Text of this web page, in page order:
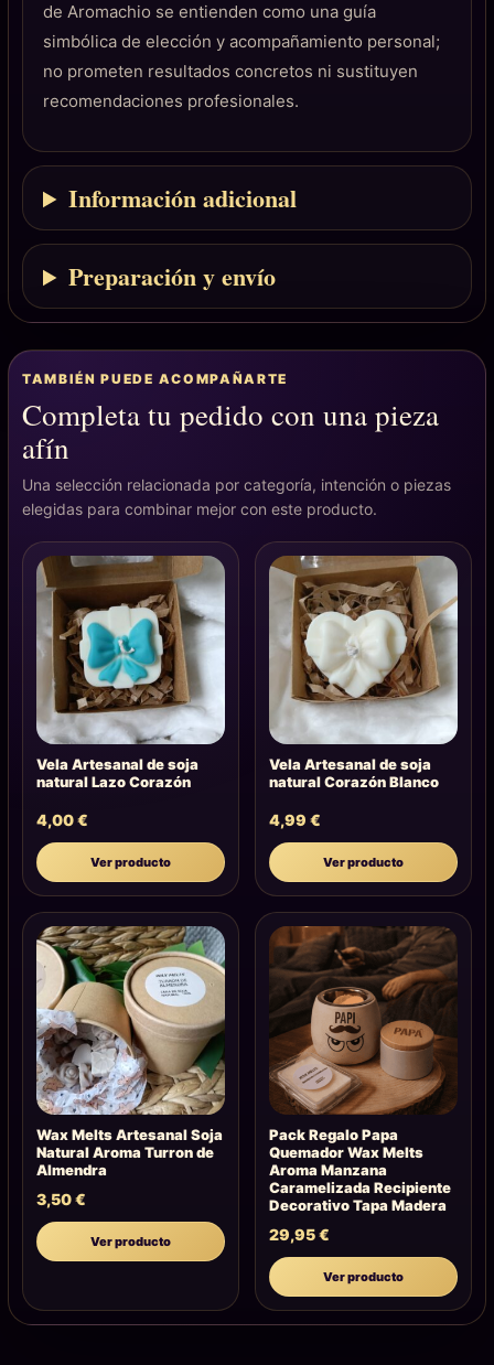
de Aromachio se entienden como una guía
simbólica de elección y acompañamiento personal;
no prometen resultados concretos ni sustituyen
recomendaciones profesionales.
Información adicional
Preparación y envío
TAMBIÉN PUEDE ACOMPAÑARTE
Completa tu pedido con una pieza
afín
Una selección relacionada por categoría, intención o piezas
elegidas para combinar mejor con este producto.
Vela Artesanal de soja
natural Lazo Corazón
4,00€
Ver producto
Vela Artesanal de soja
natural Corazón Blanco
4,99 €
Ver producto
Wax Melts Artesanal Soja
Natural Aroma Turron de
Almendra
3,50€
Ver producto
Pack Regalo Papa
Quemador Wax Melts
Aroma Manzana
Caramelizada Recipiente
Decorativo Tapa Madera
29,95€
Ver producto